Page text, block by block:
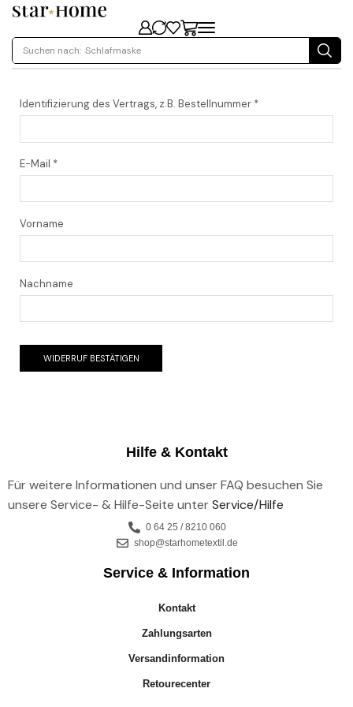
Suchen nach: Schlafmaske
Identifizierung des Vertrags, z.B. Bestellnummer *
E-Mail *
E-
Mail
Vorname
Nachname
WIDERRUF BESTÄTIGEN
Hilfe & Kontakt
Für weitere Informationen und unser FAQ besuchen Sie
unsere Service- & Hilfe-Seite unterService/Hilfe
0 64 25 / 8210 060
shop@starhometextil.de
Service & Information
Kontakt
Zahlungsarten
Versandinformation
Retourecenter